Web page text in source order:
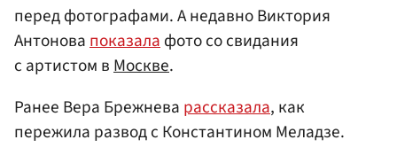
перед фотографами. А недавно Виктория
Антоновапоказалафото со свидания
с артистом вМоскве.
Ранее Вера Брежнева рассказала, как
пережила развод с Константином Меладзе.